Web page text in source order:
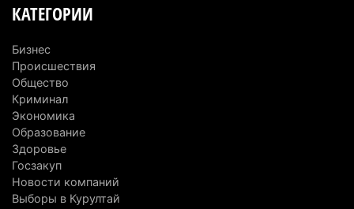
4 августа 2026 г. 15:11
В Алматинской области назначили нового
председателя административного суда
4 августа 2026 г. 14:29
В Алматинской области второй день не могут
потушить пожар в Аксайском ущелье
4 августа 2026 г. 13:02
КАТЕГОРИИ
Бизнес
Происшествия
Общество
Криминал
Экономика
Образование
Здоровье
Госзакуп
Новости компаний
Выборы в Курултай